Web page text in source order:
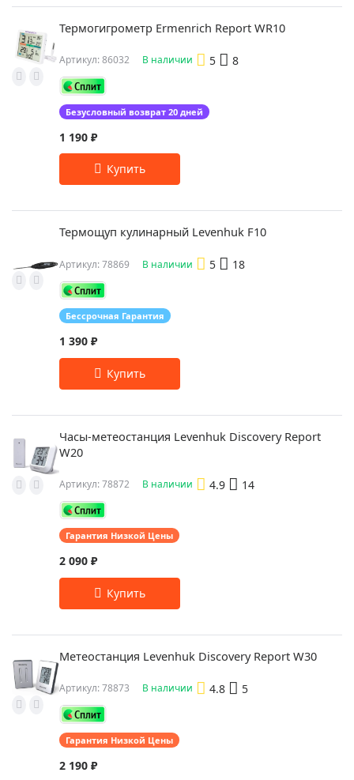
Термогигрометр Ermenrich Report WR10
1 190 ₽
Артикул: 86032 В наличии 5 8
Безусловный возврат 20 дней
Термощуп кулинарный Levenhuk F10
1 390 ₽
Артикул: 78869 В наличии 5 18
Бессрочная Гарантия
Часы-метеостанция Levenhuk Discovery Report
W20
2 090 ₽
Артикул: 78872 В наличии 4.9 14
Гарантия Низкой Цены
Метеостанция Levenhuk Discovery Report W30
2 190 ₽
Артикул: 78873 В наличии 4.8 5
Гарантия Низкой Цены